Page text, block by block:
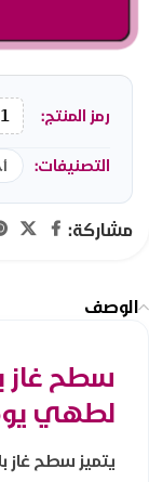
رمز المنتج:
التصنيفات:
مشاركة:
الوصف
لطهي